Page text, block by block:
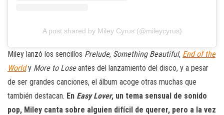
A post shared by Miley Cyrus (@mileycyrus)
Miley lanzó los sencillos Prelude, Something Beautiful, End of the
Worldy More to Loseantes del lanzamiento del disco, y a pesar
de ser grandes canciones, el álbum acoge otras muchas que
también destacan. En Easy Lover, un tema sensual de sonido
pop, Miley canta sobre alguien difícil de querer, pero a la vez